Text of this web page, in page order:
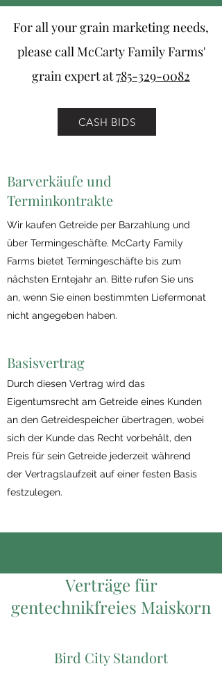
For all your grain marketing needs,
please call McCarty Family Farms'
grain expert at785-329-0082
CASH BIDS
Barverkäufe und
Terminkontrakte
Wir kaufen Getreide per Barzahlung und
über Termingeschäfte. McCarty Family
Farms bietet Termingeschäfte bis zum
nächsten Erntejahr an. Bitte rufen Sie uns
an, wenn Sie einen bestimmten Liefermonat
nicht angegeben haben.
Basisvertrag
Durch diesen Vertrag wird das
Eigentumsrecht am Getreide eines Kunden
an den Getreidespeicher übertragen, wobei
sich der Kunde das Recht vorbehält, den
Preis für sein Getreide jederzeit während
der Vertragslaufzeit auf einer festen Basis
festzulegen.
Verträge für
gentechnikfreies Maiskorn
Bird City Standort